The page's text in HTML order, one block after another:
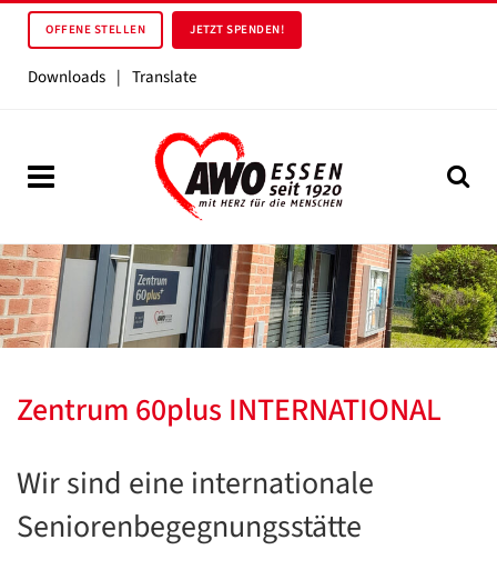
OFFENE STELLEN JETZT SPENDEN!
Downloads | Translate
Zentrum 60plus INTERNATIONAL
Wir sind eine internationale
Seniorenbegegnungsstätte